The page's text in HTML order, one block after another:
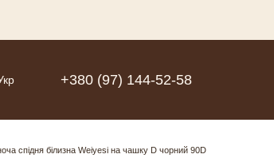
+380 (97) 144-52-58
спідня білизна Weiyesi на чашку D чорний 90D